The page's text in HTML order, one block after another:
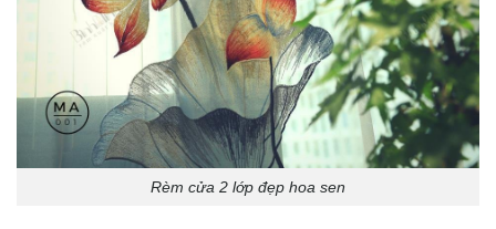
Rèm cửa 2 lớp đẹp hoa sen